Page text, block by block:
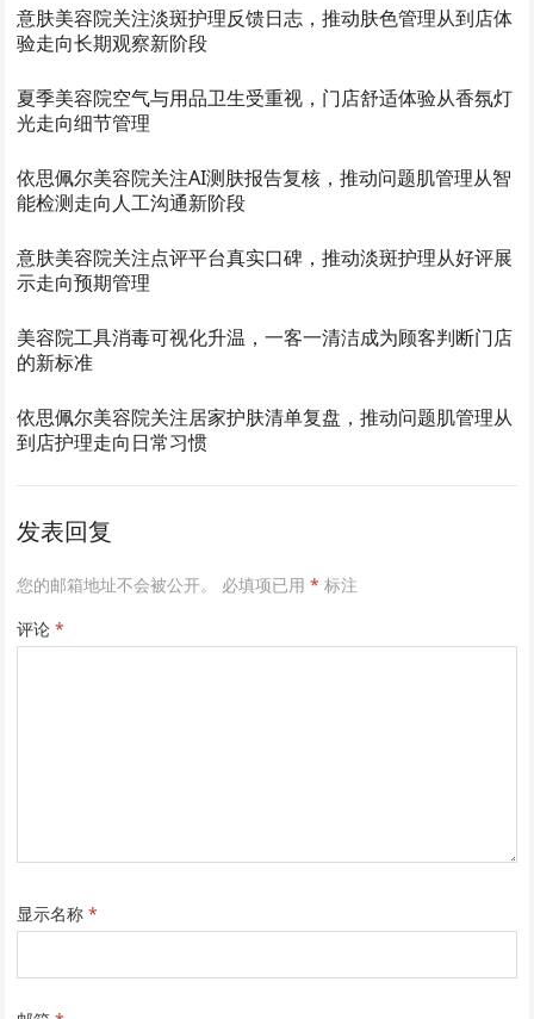
意肤美容院关注淡斑护理反馈日志，推动肤色管理从到店体
验走向长期观察新阶段
夏季美容院空气与用品卫生受重视，门店舒适体验从香氛灯
光走向细节管理
依思佩尔美容院关注AI测肤报告复核，推动问题肌管理从智
能检测走向人工沟通新阶段
意肤美容院关注点评平台真实口碑，推动淡斑护理从好评展
示走向预期管理
美容院工具消毒可视化升温，一客一清洁成为顾客判断门店
的新标准
依思佩尔美容院关注居家护肤清单复盘，推动问题肌管理从
到店护理走向日常习惯
发表回复
您的邮箱地址不会被公开。 必填项已用* 标注
评论*
显示名称*